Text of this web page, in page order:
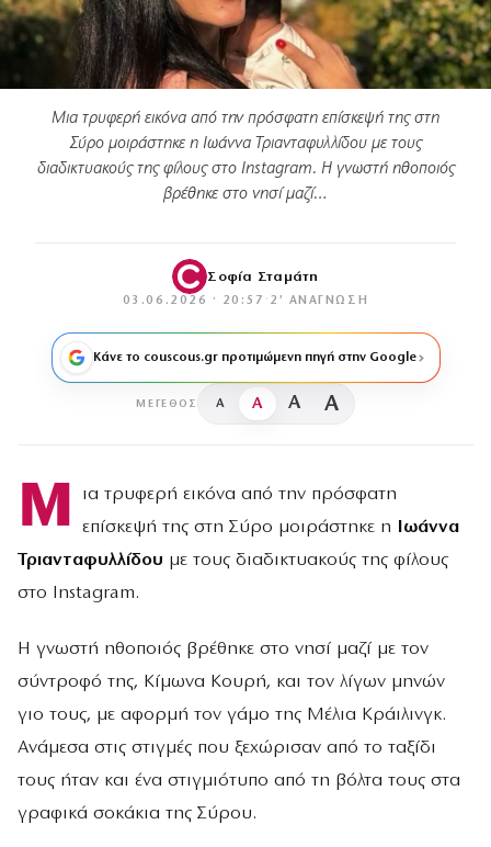
Μια τρυφερή εικόνα από την πρόσφατη επίσκεψή της στη
Σύρο μοιράστηκε η Ιωάννα Τριανταφυλλίδου με τους
διαδικτυακούς της φίλους στο Instagram. Η γνωστή ηθοποιός
βρέθηκε στο νησί μαζί…
Σοφία Σταμάτη
03.06.2026 · 20:57 · 2′ ΑΝΆΓΝΩΣΗ
Κάνε το couscous.gr προτιμώμενη πηγή στην Google
ΜΈΓΕΘΟΣ A A A A
Μ
ια τρυφερή εικόνα από την πρόσφατη
επίσκεψή της στη Σύρο μοιράστηκε η Ιωάννα
Τριανταφυλλίδου με τους διαδικτυακούς της φίλους
στο Instagram.
Η γνωστή ηθοποιός βρέθηκε στο νησί μαζί με τον
σύντροφό της, Κίμωνα Κουρή, και τον λίγων μηνών
γιο τους, με αφορμή τον γάμο της Μέλια Κράιλινγκ.
Ανάμεσα στις στιγμές που ξεχώρισαν από το ταξίδι
τους ήταν και ένα στιγμιότυπο από τη βόλτα τους στα
γραφικά σοκάκια της Σύρου.